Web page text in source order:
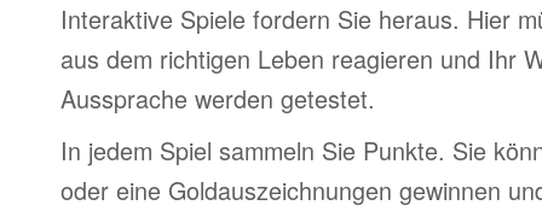
Interaktive Spiele fordern Sie heraus. Hier
aus dem richtigen Leben reagieren und Ihr
Aussprache werden getestet.
In jedem Spiel sammeln Sie Punkte. Sie
oder eine Goldauszeichnungen gewinnen